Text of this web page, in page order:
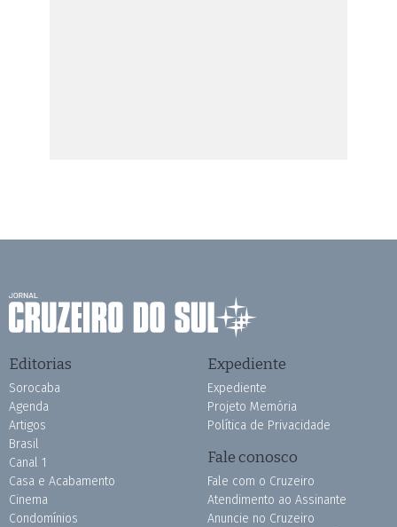
Editorias
Sorocaba
Agenda
Artigos
Brasil
Canal 1
Casa e Acabamento
Cinema
Condomínios
Expediente
Expediente
Projeto Memória
Política de Privacidade
Fale conosco
Fale com o Cruzeiro
Atendimento ao Assinante
Anuncie no Cruzeiro